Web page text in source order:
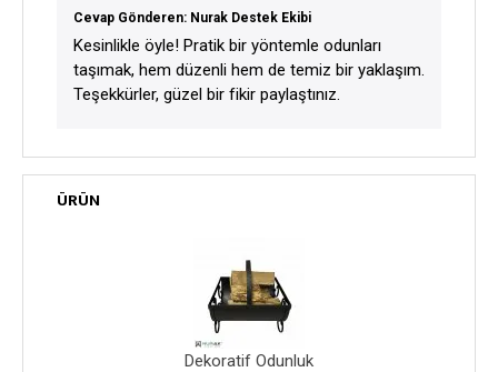
Cevap Gönderen: Nurak Destek Ekibi
Kesinlikle öyle! Pratik bir yöntemle odunları
taşımak, hem düzenli hem de temiz bir yaklaşım.
Teşekkürler, güzel bir fikir paylaştınız.
ÜRÜN
Dekoratif Odunluk